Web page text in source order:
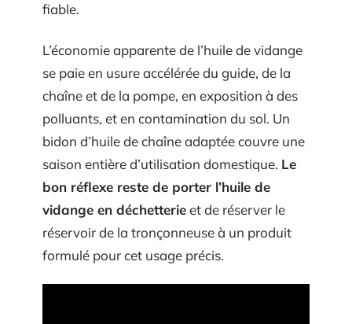
fiable.
L’économie apparente de l’huile de vidange
se paie en usure accélérée du guide, de la
chaîne et de la pompe, en exposition à des
polluants, et en contamination du sol. Un
bidon d’huile de chaîne adaptée couvre une
saison entière d’utilisation domestique. Le
bon réflexe reste de porter l’huile de
vidange en déchetterieet de réserver le
réservoir de la tronçonneuse à un produit
formulé pour cet usage précis.